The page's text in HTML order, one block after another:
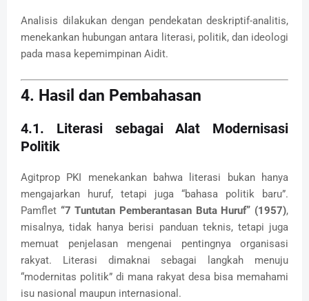
Analisis dilakukan dengan pendekatan deskriptif-analitis,
menekankan hubungan antara literasi, politik, dan ideologi
pada masa kepemimpinan Aidit.
4. Hasil dan Pembahasan
4.1. Literasi sebagai Alat Modernisasi
Politik
Agitprop PKI menekankan bahwa literasi bukan hanya
mengajarkan huruf, tetapi juga “bahasa politik baru”.
Pamflet “7 Tuntutan Pemberantasan Buta Huruf” (1957),
misalnya, tidak hanya berisi panduan teknis, tetapi juga
memuat penjelasan mengenai pentingnya organisasi
rakyat. Literasi dimaknai sebagai langkah menuju
“modernitas politik” di mana rakyat desa bisa memahami
isu nasional maupun internasional.